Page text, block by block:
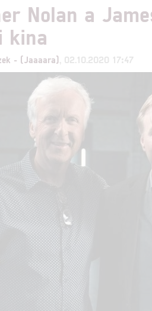
Nolan a
kina
- (Jaaaara) , 02.10.2020 17:47